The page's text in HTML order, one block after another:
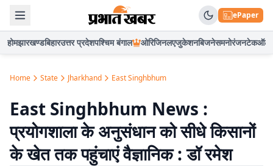
ePaper
होमझारखण्डबिहारउत्तर प्रदेशपश्चिम बंगाल ओरिजिनलएजुकेशनबिजनेसमनोरंजनटेकऑटो
Home State Jharkhand East Singhbhum
East Singhbhum News :
प्रयोगशाला के अनुसंधान को सीधे किसानों
के खेत तक पहुंचाएं वैज्ञानिक : डॉ रमेश